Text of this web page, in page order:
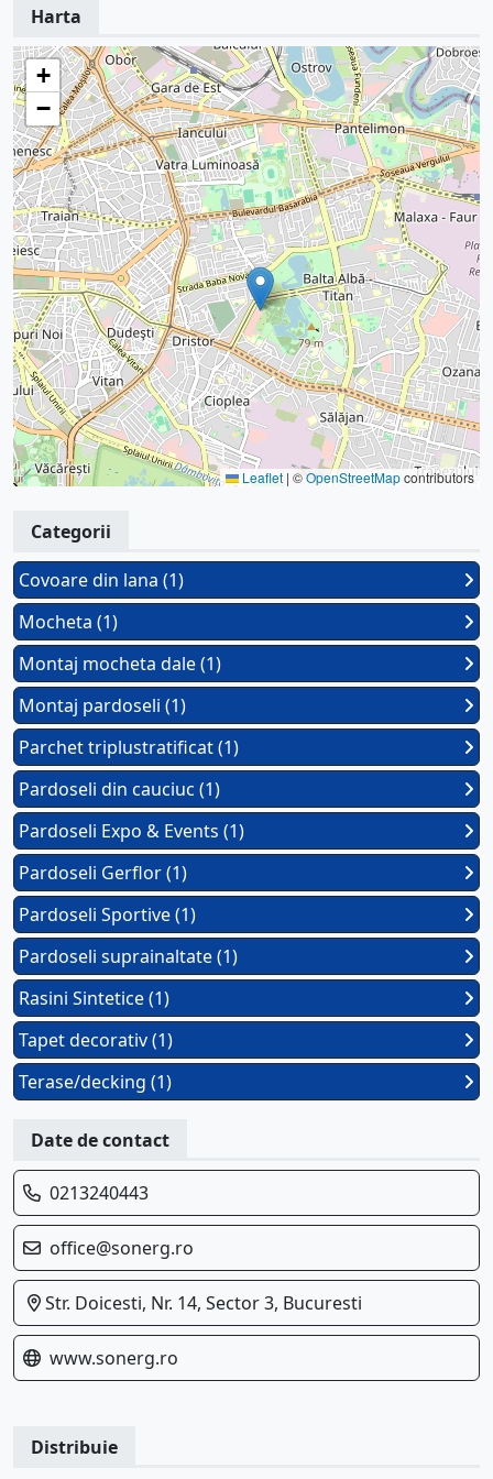
Harta
+
−
Leaflet | ©OpenStreetMapcontributors
Categorii
Covoare din lana (1)
Mocheta (1)
Montaj mocheta dale (1)
Montaj pardoseli (1)
Parchet triplustratificat (1)
Pardoseli din cauciuc (1)
Pardoseli Expo & Events (1)
Pardoseli Gerflor (1)
Pardoseli Sportive (1)
Pardoseli suprainaltate (1)
Rasini Sintetice (1)
Tapet decorativ (1)
Terase/decking (1)
Date de contact
0213240443
office@sonerg.ro
Str. Doicesti, Nr. 14, Sector 3, Bucuresti
www.sonerg.ro
Distribuie